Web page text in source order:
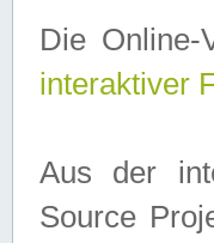
Die
interaktiver
Aus der
Source